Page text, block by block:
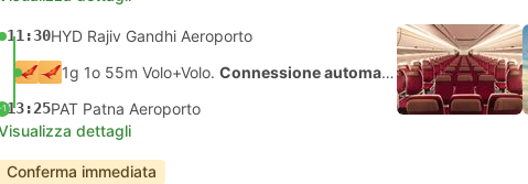
11:30HYD Rajiv Gandhi Aeroporto
1g 1o 55m Volo+Volo. Connessione automatica
13:25PAT Patna Aeroporto
dettagli
Conferma immediata